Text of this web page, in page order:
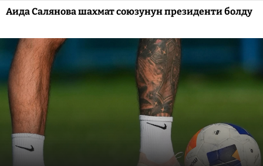
Аида Салянова шахмат союзунун президенти болду